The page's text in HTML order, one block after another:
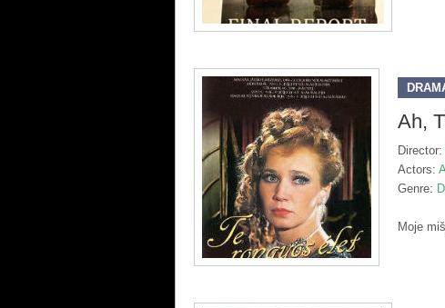
Ah,
Director:
Actors:
Genre:
Moje